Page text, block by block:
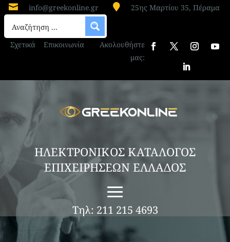
 info@greekonline.gr  25ης Μαρτίου 35, Πέραμα
Σχετικά Επικοινωνία
Ακολουθήστε
μας:
ΗΛΕΚΤΡΟΝΙΚΟΣ ΚΑΤΑΛΟΓΟΣ
ΕΠΙΧΕΙΡΗΣΕΩΝ ΕΛΛΑΔΟΣ
Τηλ: 211 215 4693